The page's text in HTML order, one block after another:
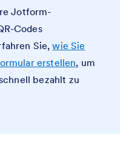
Jotform-
Codes
Sie,wie Sie
erstellen, um
bezahlt zu